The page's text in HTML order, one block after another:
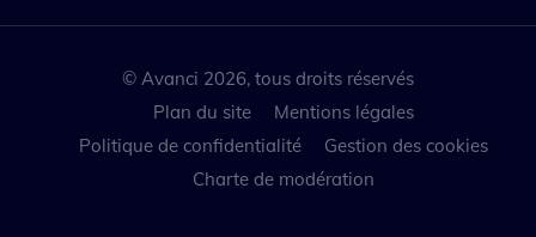
© Avanci 2026, tous droits réservés
Plan du site
Mentions légales
Politique de confidentialité
Gestion des cookies
Charte de modération